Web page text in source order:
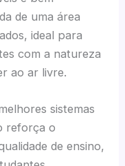
de uma área
ideal para
com a natureza
ao ar livre.
sistemas
reforça o
de ensino,